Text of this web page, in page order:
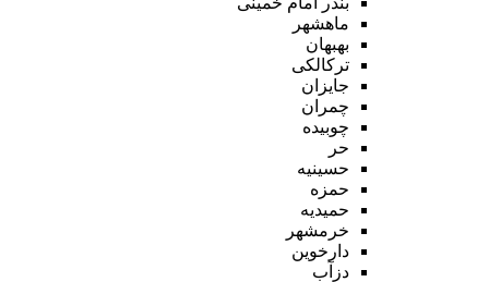
ماهشهر
بهبهان
ترکالکی
جایزان
چمران
چوبیده
حر
حسینیه
حمزه
حمیدیه
خرمشهر
دارخوین
دزآب